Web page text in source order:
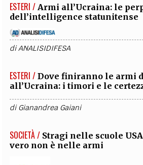
ESTERI / Armi all’Ucraina: le
dell’intelligence statunitense
diANALISIDIFESA
ESTERI / Dove finiranno le armi
all’Ucraina: i timori e le
diGianandrea Gaiani
SOCIETÀ / Stragi nelle scuole
vero non è nelle armi